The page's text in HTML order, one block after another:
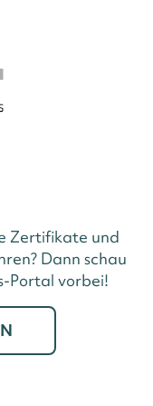
Zertifikate und
Dann schau
Portal vorbei!